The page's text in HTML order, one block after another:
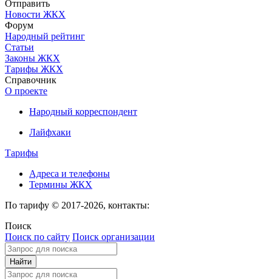
Отправить
Новости ЖКХ
Форум
Народный рейтинг
Статьи
Законы ЖКХ
Тарифы ЖКХ
Справочник
О проекте
Народный корреспондент
Лайфхаки
Тарифы
Адреса и телефоны
Термины ЖКХ
По тарифу © 2017-2026, контакты:
Поиск
Поиск по сайту Поиск организации